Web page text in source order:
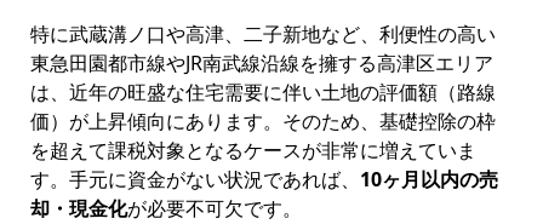
特に武蔵溝ノ口や高津、二子新地など、利便性の高い
東急田園都市線やJR南武線沿線を擁する高津区エリア
は、近年の旺盛な住宅需要に伴い土地の評価額（路線
価）が上昇傾向にあります。そのため、基礎控除の枠
を超えて課税対象となるケースが非常に増えていま
す。手元に資金がない状況であれば、 10ヶ月以内の売
却・現金化が必要不可欠です。